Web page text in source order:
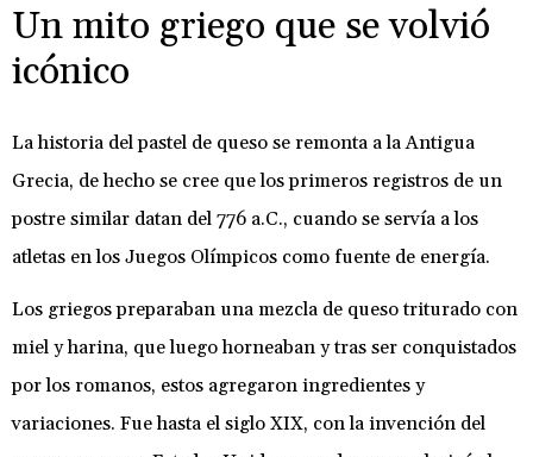
Un mito griego que se volvió
icónico
La historia del pastel de queso se remonta a la Antigua
Grecia, de hecho se cree que los primeros registros de un
postre similar datan del 776 a.C., cuando se servía a los
atletas en los Juegos Olímpicos como fuente de energía.
Los griegos preparaban una mezcla de queso triturado con
miel y harina, que luego horneaban y tras ser conquistados
por los romanos, estos agregaron ingredientes y
variaciones. Fue hasta el siglo XIX, con la invención del